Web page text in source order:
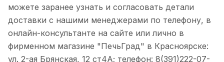
можете заранее узнать и согласовать детали
доставки с нашими менеджерами по телефону, в
онлайн-консультанте на сайте или лично в
фирменном магазине "ПечьГрад" в Красноярске:
ул. 2-ая Брянская, 12 ст4А; телефон: 8(391)222-07-